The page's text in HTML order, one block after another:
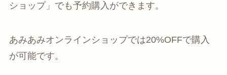
ショップ」でも予約購入ができます。
あみあみオンラインショップでは20%OFFで購入
が可能です。